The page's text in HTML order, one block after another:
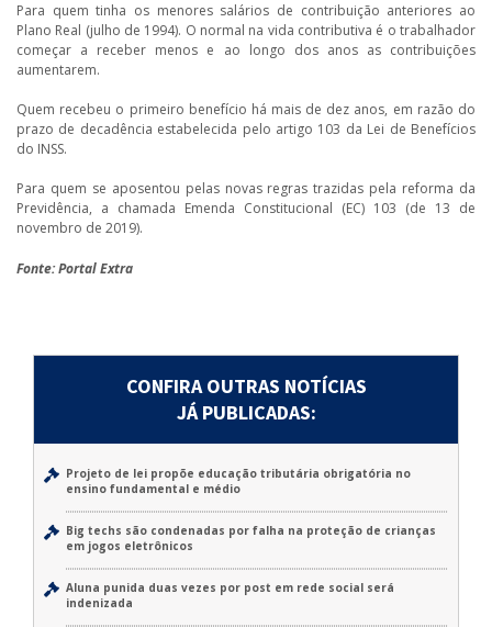
Para quem tinha os menores salários de contribuição anteriores ao
Plano Real (julho de 1994). O normal na vida contributiva é o trabalhador
começar a receber menos e ao longo dos anos as contribuições
aumentarem.
Quem recebeu o primeiro benefício há mais de dez anos, em razão do
prazo de decadência estabelecida pelo artigo 103 da Lei de Benefícios
do INSS.
Para quem se aposentou pelas novas regras trazidas pela reforma da
Previdência, a chamada Emenda Constitucional (EC) 103 (de 13 de
novembro de 2019).
Fonte: Portal Extra
CONFIRA OUTRAS NOTÍCIAS
JÁ PUBLICADAS:
Projeto de lei propõe educação tributária obrigatória no
ensino fundamental e médio
Big techs são condenadas por falha na proteção de crianças
em jogos eletrônicos
Aluna punida duas vezes por post em rede social será
indenizada